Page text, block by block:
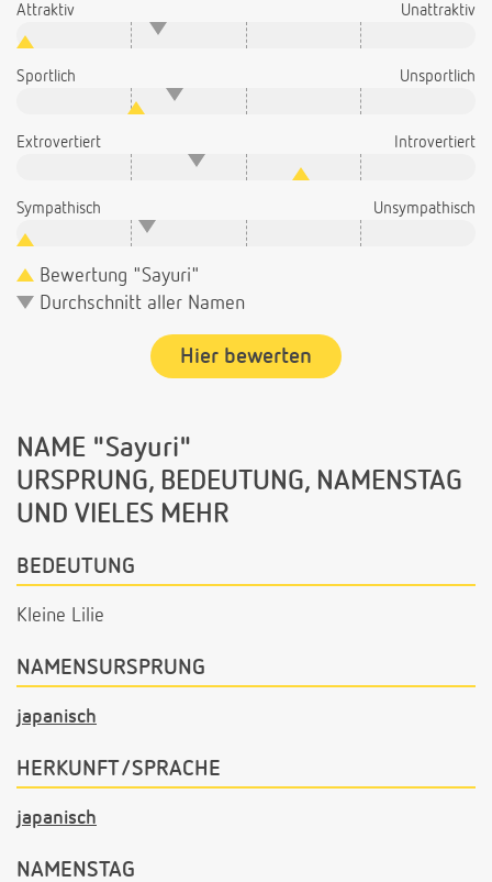
Attraktiv Unattraktiv
Sportlich Unsportlich
Extrovertiert Introvertiert
Sympathisch Unsympathisch
Bewertung "Sayuri"
Durchschnitt aller Namen
Hier bewerten
NAME "Sayuri"
URSPRUNG, BEDEUTUNG, NAMENSTAG
UND VIELES MEHR
BEDEUTUNG
Kleine Lilie
NAMENSURSPRUNG
japanisch
HERKUNFT/SPRACHE
japanisch
NAMENSTAG